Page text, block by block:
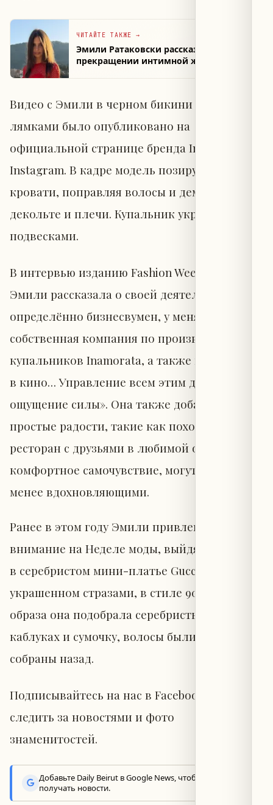
ЧИТАЙТЕ ТАКЖЕ →
Эмили Ратаковски рассказала о
прекращении интимной жизни с
Видео с Эмили в черном бикини с тонкими
лямками было опубликовано на
официальной странице бренда Inamorata в
Instagram. В кадре модель позирует на белой
кровати, поправляя волосы и демонстрируя
декольте и плечи. Купальник украшен
подвесками.
В интервью изданию Fashion Week Daily
Эмили рассказала о своей деятельности: «Я
определённо бизнесвумен, у меня есть
собственная компания по производству
купальников Inamorata, а также контракты
в кино… Управление всем этим даёт мне
ощущение силы». Она также добавила, что
простые радости, такие как поход в
ресторан с друзьями в любимой обуви и
комфортное самочувствие, могут быть не
менее вдохновляющими.
Ранее в этом году Эмили привлекла
внимание на Неделе моды, выйдя на подиум
в серебристом мини-платье Gucci,
украшенном стразами, в стиле 90-х. Для
образа она подобрала серебристые туфли на
каблуках и сумочку, волосы были частично
собраны назад.
Подписывайтесь на нас в Facebook, чтобы
следить за новостями и фото
знаменитостей.
Добавьте Daily Beirut в Google News, чтобы первыми
получать новости.